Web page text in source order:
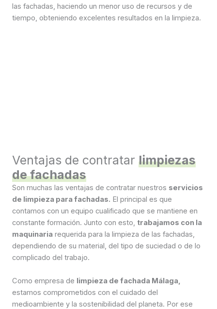
las fachadas, haciendo un menor uso de recursos y de
tiempo, obteniendo excelentes resultados en la limpieza.
Ventajas de contratar limpiezas
de fachadas
Son muchas las ventajas de contratar nuestros servicios
de limpieza para fachadas. El principal es que
contamos con un equipo cualificado que se mantiene en
constante formación. Junto con esto, trabajamos con la
maquinaria requerida para la limpieza de las fachadas,
dependiendo de su material, del tipo de suciedad o de lo
complicado del trabajo.
Como empresa de limpieza de fachada Málaga,
estamos comprometidos con el cuidado del
medioambiente y la sostenibilidad del planeta. Por ese